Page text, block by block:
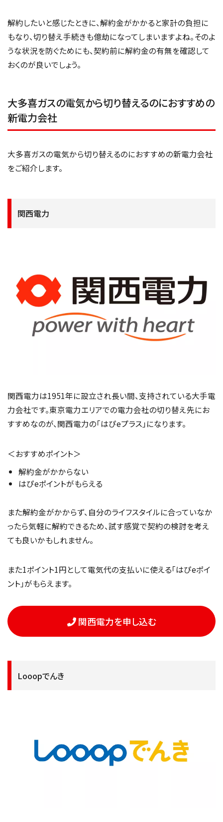
解約したいと感じたときに、解約金がかかると家計の負担に
もなり、切り替え手続きも億劫になってしまいますよね。そのよ
うな状況を防ぐためにも、契約前に解約金の有無を確認して
おくのが良いでしょう。
大多喜ガスの電気から切り替えるのにおすすめの
新電力会社
大多喜ガスの電気から切り替えるのにおすすめの新電力会社
をご紹介します。
関西電力
関西電力は1951年に設立され長い間、支持されている大手電
力会社です。東京電力エリアでの電力会社の切り替え先にお
すすめなのが、関西電力の「はぴeプラス」になります。
＜おすすめポイント＞
解約金がかからない
はぴeポイントがもらえる
また解約金がかからず、自分のライフスタイルに合っていなか
ったら気軽に解約できるため、試す感覚で契約の検討を考え
ても良いかもしれません。
また1ポイント1円として電気代の支払いに使える「はぴeポイ
ント」がもらえます。
関西電力を申し込む
Looopでんき